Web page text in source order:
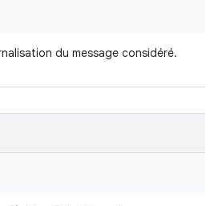
du message considéré.